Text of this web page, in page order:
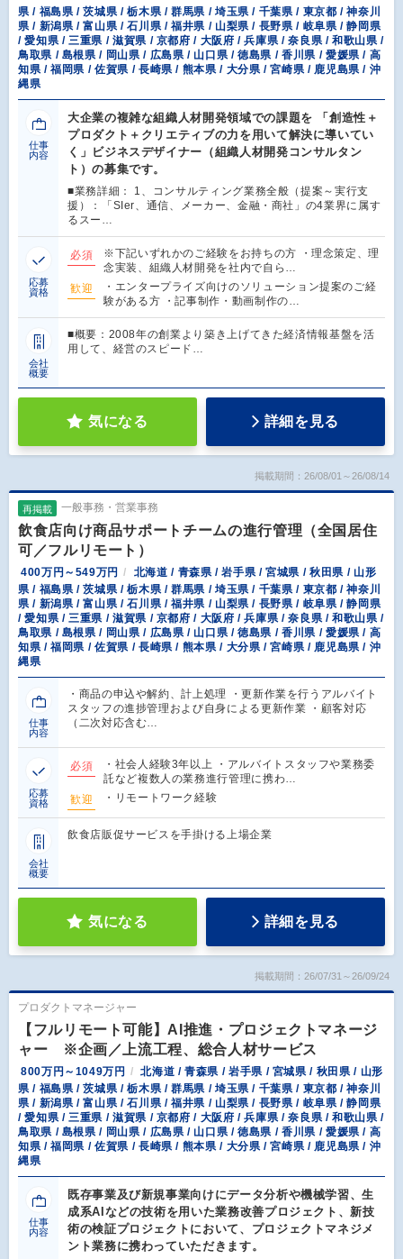
県 / 福島県 / 茨城県 / 栃木県 / 群馬県 / 埼玉県 / 千葉県 / 東京都 / 神奈川
県 / 新潟県 / 富山県 / 石川県 / 福井県 / 山梨県 / 長野県 / 岐阜県 / 静岡県
/ 愛知県 / 三重県 / 滋賀県 / 京都府 / 大阪府 / 兵庫県 / 奈良県 / 和歌山県 /
鳥取県 / 島根県 / 岡山県 / 広島県 / 山口県 / 徳島県 / 香川県 / 愛媛県 / 高
知県 / 福岡県 / 佐賀県 / 長崎県 / 熊本県 / 大分県 / 宮崎県 / 鹿児島県 / 沖
縄県
仕事
内容
大企業の複雑な組織人材開発領域での課題を 「創造性＋
プロダクト＋クリエティブの力を用いて解決に導いてい
く」ビジネスデザイナー（組織人材開発コンサルタン
ト）の募集です。
■業務詳細： 1、コンサルティング業務全般（提案～実行支
援）：「SIer、通信、メーカー、金融・商社」の4業界に属す
るスー…
応募
資格
必須
※下記いずれかのご経験をお持ちの方 ・理念策定、理
念実装、組織人材開発を社内で自ら…
歓迎
・エンタープライズ向けのソリューション提案のご経
験がある方 ・記事制作・動画制作の…
会社
概要
■概要：2008年の創業より築き上げてきた経済情報基盤を活
用して、経営のスピード…
気になる 詳細を見る
掲載期間：26/08/01～26/08/14
再掲載 一般事務・営業事務
飲食店向け商品サポートチームの進行管理（全国居住
可／フルリモート）
400万円～549万円
北海道 / 青森県 / 岩手県 / 宮城県 / 秋田県 / 山形
県 / 福島県 / 茨城県 / 栃木県 / 群馬県 / 埼玉県 / 千葉県 / 東京都 / 神奈川
県 / 新潟県 / 富山県 / 石川県 / 福井県 / 山梨県 / 長野県 / 岐阜県 / 静岡県
/ 愛知県 / 三重県 / 滋賀県 / 京都府 / 大阪府 / 兵庫県 / 奈良県 / 和歌山県 /
鳥取県 / 島根県 / 岡山県 / 広島県 / 山口県 / 徳島県 / 香川県 / 愛媛県 / 高
知県 / 福岡県 / 佐賀県 / 長崎県 / 熊本県 / 大分県 / 宮崎県 / 鹿児島県 / 沖
縄県
仕事
内容
・商品の申込や解約、計上処理 ・更新作業を行うアルバイト
スタッフの進捗管理および自身による更新作業 ・顧客対応
（二次対応含む…
応募
資格
必須
・社会人経験3年以上 ・アルバイトスタッフや業務委
託など複数人の業務進行管理に携わ…
歓迎
・リモートワーク経験
会社
概要
飲食店販促サービスを手掛ける上場企業
気になる 詳細を見る
掲載期間：26/07/31～26/09/24
プロダクトマネージャー
【フルリモート可能】AI推進・プロジェクトマネージ
ャー ※企画／上流工程、総合人材サービス
800万円～1049万円
北海道 / 青森県 / 岩手県 / 宮城県 / 秋田県 / 山形
県 / 福島県 / 茨城県 / 栃木県 / 群馬県 / 埼玉県 / 千葉県 / 東京都 / 神奈川
県 / 新潟県 / 富山県 / 石川県 / 福井県 / 山梨県 / 長野県 / 岐阜県 / 静岡県
/ 愛知県 / 三重県 / 滋賀県 / 京都府 / 大阪府 / 兵庫県 / 奈良県 / 和歌山県 /
鳥取県 / 島根県 / 岡山県 / 広島県 / 山口県 / 徳島県 / 香川県 / 愛媛県 / 高
知県 / 福岡県 / 佐賀県 / 長崎県 / 熊本県 / 大分県 / 宮崎県 / 鹿児島県 / 沖
縄県
仕事
内容
既存事業及び新規事業向けにデータ分析や機械学習、生
成系AIなどの技術を用いた業務改善プロジェクト、新技
術の検証プロジェクトにおいて、プロジェクトマネジメ
ント業務に携わっていただきます。